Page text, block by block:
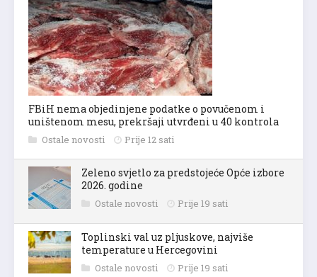
FBiH nema objedinjene podatke o povučenom i
uništenom mesu, prekršaji utvrđeni u 40 kontrola
Ostale novosti Prije 12 sati
Zeleno svjetlo za predstojeće Opće izbore
2026. godine
Ostale novosti Prije 19 sati
Toplinski val uz pljuskove, najviše
temperature u Hercegovini
Ostale novosti Prije 19 sati